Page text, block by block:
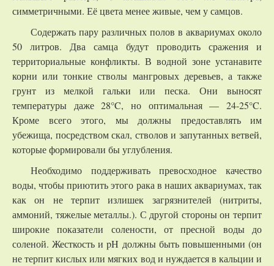
симметричными. Её цвета менее живые, чем у самцов.
Содержать пару различных полов в аквариумах около
50 литров. Два самца будут проводить сражения и
территориальные конфликты. В водной зоне устанавите
корни или тонкие стволы мангровых деревьев, а также
грунт из мелкой гальки или песка. Они выносят
температуры даже 28°C, но оптимальная — 24-25°C.
Кроме всего этого, мы должны предоставлять им
убежища, посредством скал, стволов и запутанных ветвей,
которые формировали бы углубления.
Необходимо поддерживать превосходное качество
воды, чтобы приютить этого рака в наших аквариумах, так
как он не терпит излишек загрязнителей (нитриты,
аммоний, тяжелые металлы.). С другой стороны он терпит
широкие показатели солености, от пресной воды до
соленой. Жесткость и pH должны быть повышенными (он
не терпит кислых или мягких вод и нуждается в кальции и